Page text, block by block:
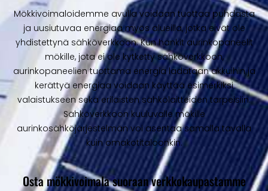
Mökkivoimaloidemme avulla voidaan tuottaa puhdasta
ja uusiutuvaa energiaa myös alueilla, jotka eivät ole
yhdistettynä sähköverkkoon. Kun hankit aurinkopaneelit
mökille, jota ei ole kytketty sähköverkkoon,
aurinkopaneelien tuottama energia ladataan akkuihin ja
kerättyä energiaa voidaan käyttää esimerkiksi
valaistukseen sekä erilaisten sähkölaitteiden tarpeisiin.
Sähköverkkoon kuuluvalle mökille
aurinkosähköjärjestelmän voi asentaa samalla tavalla
kuin omakotitaloonkin.
Osta mökkivoimala suoraan verkkokaupastamme